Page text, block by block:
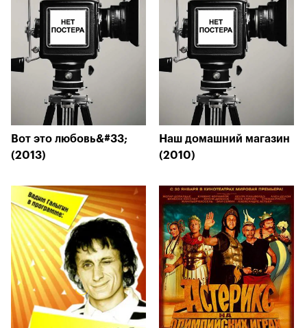
Вот это любовь&#33;
(2013)
Наш домашний магазин
(2010)